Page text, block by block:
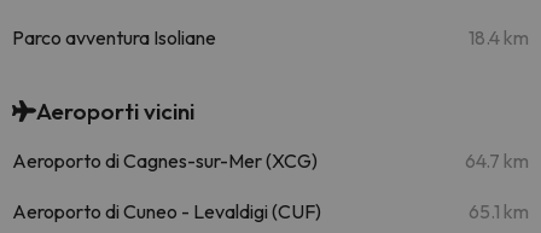
Parco avventura Isoliane 18.4 km
Aeroporti vicini
Aeroporto di Cagnes-sur-Mer (XCG) 64.7 km
Aeroporto di Cuneo - Levaldigi (CUF) 65.1 km